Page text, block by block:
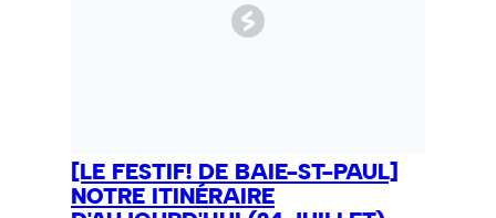
[LE FESTIF! DE BAIE-ST-PAUL]
NOTRE ITINÉRAIRE